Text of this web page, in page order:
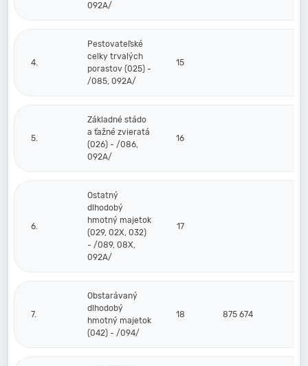
092A/
4.
Pestovateľské
celky trvalých
porastov (025) -
/085, 092A/
15
5.
Základné stádo
a ťažné zvieratá
(026) - /086,
092A/
16
6.
Ostatný
dlhodobý
hmotný majetok
(029, 02X, 032)
- /089, 08X,
092A/
17
7.
Obstarávaný
dlhodobý
hmotný majetok
(042) - /094/
18 875 674